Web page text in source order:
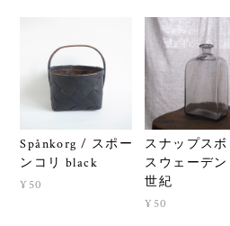
Spånkorg / スポー
ンコリ black
¥50
スナップス
スウェーデン
世紀
¥50